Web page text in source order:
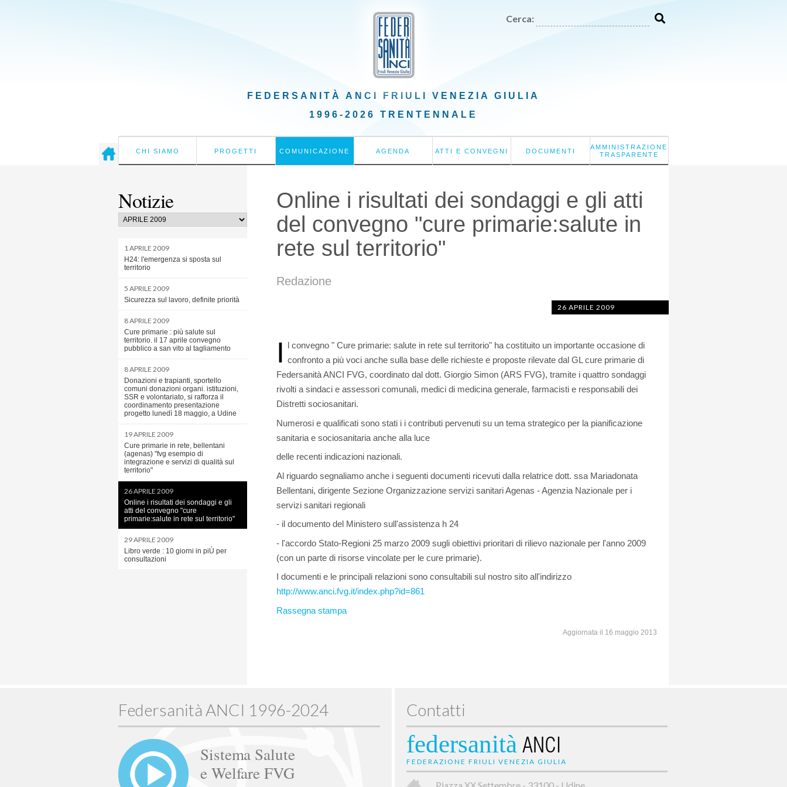
Cerca:
FEDERSANITÀ ANCI FRIULI VENEZIA GIULIA
1996-2026 TRENTENNALE
CHI SIAMO PROGETTI COMUNICAZIONE AGENDA ATTI E CONVEGNI DOCUMENTI
AMMINISTRAZIONE
TRASPARENTE
Notizie
1 APRILE 2009
H24: l'emergenza si sposta sul
territorio
5 APRILE 2009
Sicurezza sul lavoro, definite priorità
8 APRILE 2009
Cure primarie : più salute sul
territorio. il 17 aprile convegno
pubblico a san vito al tagliamento
8 APRILE 2009
Donazioni e trapianti, sportello
comuni donazioni organi. istituzioni,
SSR e volontariato, si rafforza il
coordinamento presentazione
progetto lunedì 18 maggio, a Udine
19 APRILE 2009
Cure primarie in rete, bellentani
(agenas) "fvg esempio di
integrazione e servizi di qualità sul
territorio"
26 APRILE 2009
Online i risultati dei sondaggi e gli
atti del convegno "cure
primarie:salute in rete sul territorio"
29 APRILE 2009
Libro verde : 10 giorni in piÙ per
consultazioni
Online i risultati dei sondaggi e gli atti
del convegno "cure primarie:salute in
rete sul territorio"
Redazione
26 APRILE 2009
I l convegno " Cure primarie: salute in rete sul territorio" ha costituito un importante occasione di
confronto a più voci anche sulla base delle richieste e proposte rilevate dal GL cure primarie di
Federsanità ANCI FVG, coordinato dal dott. Giorgio Simon (ARS FVG), tramite i quattro sondaggi
rivolti a sindaci e assessori comunali, medici di medicina generale, farmacisti e responsabili dei
Distretti sociosanitari.
Numerosi e qualificati sono stati i i contributi pervenuti su un tema strategico per la pianificazione
sanitaria e sociosanitaria anche alla luce
delle recenti indicazioni nazionali.
Al riguardo segnaliamo anche i seguenti documenti ricevuti dalla relatrice dott. ssa Mariadonata
Bellentani, dirigente Sezione Organizzazione servizi sanitari Agenas - Agenzia Nazionale per i
servizi sanitari regionali
- il documento del Ministero sull'assistenza h 24
- l'accordo Stato-Regioni 25 marzo 2009 sugli obiettivi prioritari di rilievo nazionale per l'anno 2009
(con un parte di risorse vincolate per le cure primarie).
I documenti e le principali relazioni sono consultabili sul nostro sito all'indirizzo
http://www.anci.fvg.it/index.php?id=861
Rassegna stampa
Aggiornata il 16 maggio 2013
Federsanità ANCI 1996-2024
Sistema Salute
e Welfare FVG
Contatti
federsanità ANCI
FEDERAZIONE FRIULI VENEZIA GIULIA
Piazza XX Settembre - 33100 - Udine